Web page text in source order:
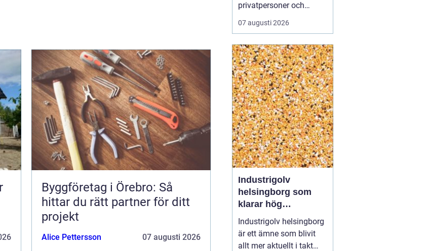
Byggföretag i Örebro: Så
hittar du rätt partner för ditt
projekt
Alice Pettersson 07 augusti 2026
privatpersoner och
företag som planerar att
bygga nytt, renovera eller
huset. Många vill ha en
trygg by...
07 augusti 2026
Industrigolv
helsingborg som
klarar hög
belastning och tuffa
krav
Industrigolv helsingborg
är ett ämne som blivit
allt mer aktuellt i takt